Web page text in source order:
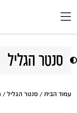
סנטר הגליל
עמוד הבית / סנטר הגליל /